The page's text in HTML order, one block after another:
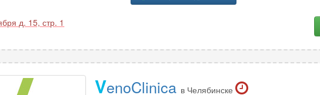
д. 15, стр. 1
VenoClinica в Челябинске